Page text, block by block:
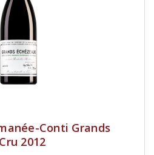
Conti Grands
2012